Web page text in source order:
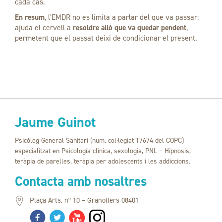
En resum, l’EMDR no es limita a parlar del que va passar:
ajuda el cervell a resoldre allò que va quedar pendent,
permetent que el passat deixi de condicionar el present.
Jaume Guinot
Psicòleg General Sanitari (num. col·legiat 17674 del COPC)
especialitzat en Psicología clínica, sexologia, PNL – Hipnosis,
teràpia de parelles, teràpia per adolescents i les addiccions.
Contacta amb nosaltres
Plaça Arts, nº 10 – Granollers 08401